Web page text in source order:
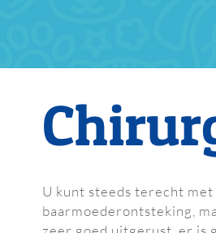
U kunt steeds terecht
baarmoederontsteking,